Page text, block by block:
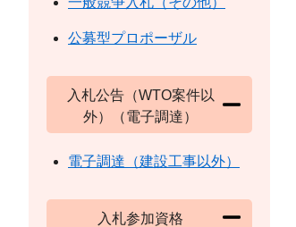
公募型プロポーザル
入札公告（WTO案件以
外）（電子調達）
電子調達（建設工事以外）
入札参加資格